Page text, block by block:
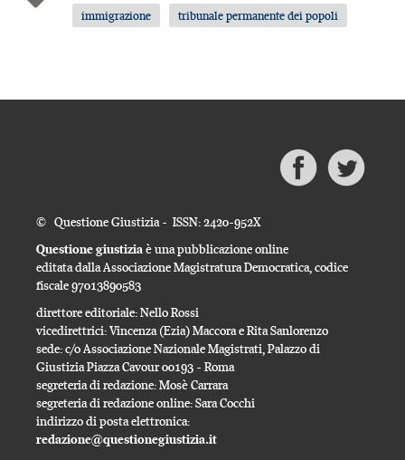
immigrazione
tribunale permanente dei popoli
© Questione Giustizia - ISSN: 2420-952X
Questione giustiziaè una pubblicazione online
editata dalla Associazione Magistratura Democratica, codice
fiscale 97013890583
direttore editoriale: Nello Rossi
vicedirettrici: Vincenza (Ezia) Maccora e Rita Sanlorenzo
sede: c/o Associazione Nazionale Magistrati, Palazzo di
Giustizia Piazza Cavour 00193 - Roma
segreteria di redazione: Mosè Carrara
segreteria di redazione online: Sara Cocchi
indirizzo di posta elettronica:
redazione@questionegiustizia.it